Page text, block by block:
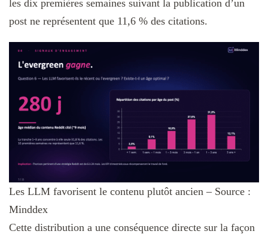
les dix premières semaines suivant la publication d’un
post ne représentent que 11,6 % des citations.
Les LLM favorisent le contenu plutôt ancien – Source :
Minddex
Cette distribution a une conséquence directe sur la façon